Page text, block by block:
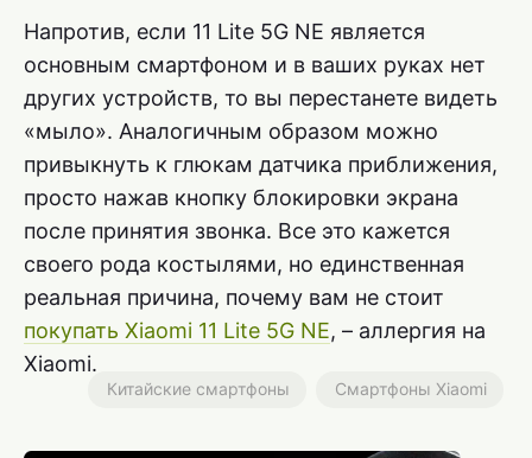
Напротив, если 11 Lite 5G NE является
основным смартфоном и в ваших руках нет
других устройств, то вы перестанете видеть
«мыло». Аналогичным образом можно
привыкнуть к глюкам датчика приближения,
просто нажав кнопку блокировки экрана
после принятия звонка. Все это кажется
своего рода костылями, но единственная
реальная причина, почему вам не стоит
покупать Xiaomi 11 Lite 5G NE, – аллергия на
Xiaomi.
Китайские смартфоны Смартфоны Xiaomi